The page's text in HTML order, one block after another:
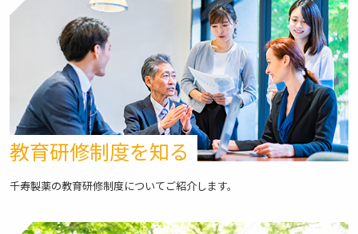
教育研修制度を知る
千寿製薬の教育研修制度についてご紹介します。